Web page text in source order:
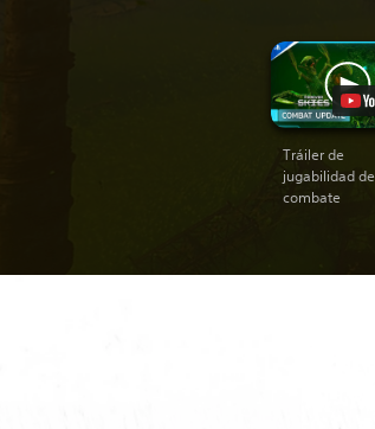
Tráiler de
jugabilidad de
combate